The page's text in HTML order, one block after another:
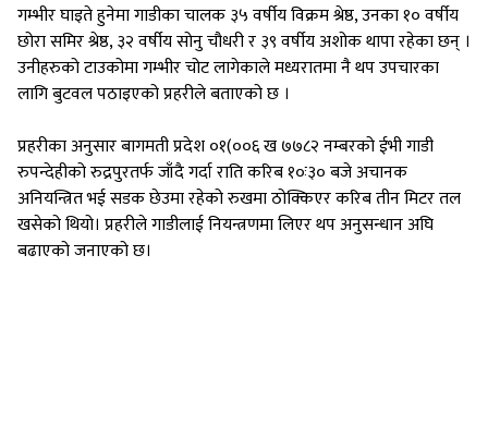
गम्भीर घाइते हुनेमा गाडीका चालक ३५ वर्षीय विक्रम श्रेष्ठ, उनका १० वर्षीय
छोरा समिर श्रेष्ठ, ३२ वर्षीय सोनु चौधरी र ३९ वर्षीय अशोक थापा रहेका छन् ।
उनीहरुको टाउकोमा गम्भीर चोट लागेकाले मध्यरातमा नै थप उपचारका
लागि बुटवल पठाइएको प्रहरीले बताएको छ ।
प्रहरीका अनुसार बागमती प्रदेश ०१(००६ ख ७७८२ नम्बरको ईभी गाडी
रुपन्देहीको रुद्रपुरतर्फ जाँदै गर्दा राति करिब १०ः३० बजे अचानक
अनियन्त्रित भई सडक छेउमा रहेको रुखमा ठोक्किएर करिब तीन मिटर तल
खसेको थियो। प्रहरीले गाडीलाई नियन्त्रणमा लिएर थप अनुसन्धान अघि
बढाएको जनाएको छ।